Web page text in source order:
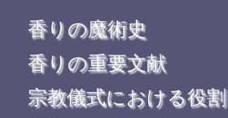
香りの魔術史
香りの重要文献
宗教儀式における役割